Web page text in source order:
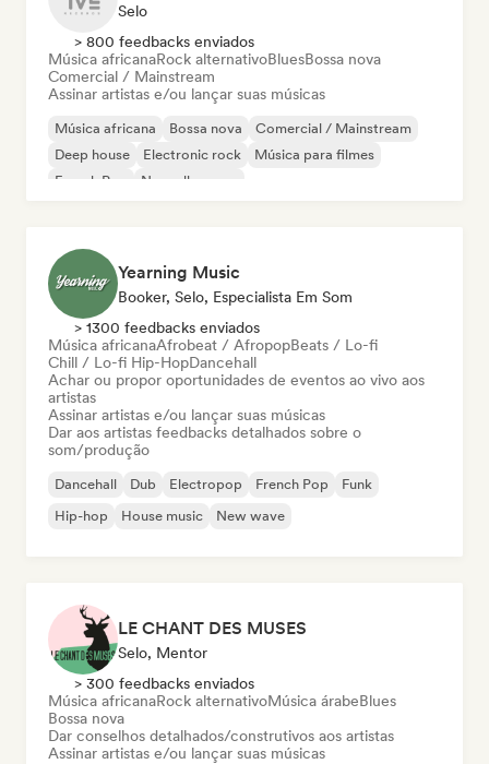
Selo
> 800 feedbacks enviados
Música africanaRock alternativoBluesBossa nova
Comercial / Mainstream
Assinar artistas e/ou lançar suas músicas
Música africana Bossa nova
Comercial / Mainstream
Deep house
Electronic rock
Música para filmes
French Pop
Nouvelle scene
Yearning Music
Booker, Selo, Especialista Em Som
> 1300 feedbacks enviados
Música africanaAfrobeat / AfropopBeats / Lo-fi
Chill / Lo-fi Hip-HopDancehall
Achar ou propor oportunidades de eventos ao vivo aos
artistas
Assinar artistas e/ou lançar suas músicas
Dar aos artistas feedbacks detalhados sobre o
som/produção
Dancehall Dub Electropop French Pop
Funk
Hip-hop
House music New wave
LE CHANT DES MUSES
Selo, Mentor
> 300 feedbacks enviados
Música africanaRock alternativoMúsica árabeBlues
Bossa nova
Dar conselhos detalhados/construtivos aos artistas
Assinar artistas e/ou lançar suas músicas